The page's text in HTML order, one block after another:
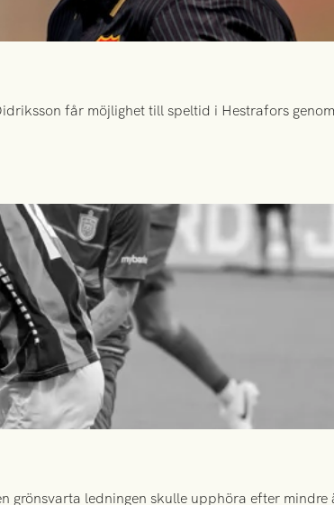
får möjlighet till speltid i Hestrafors
grönsvarta ledningen skulle upphöra efter